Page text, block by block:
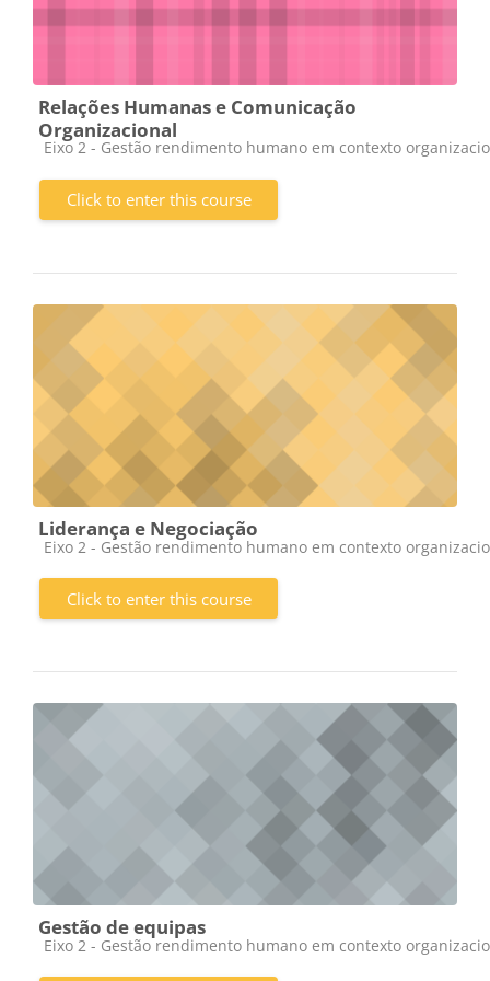
Relações Humanas e Comunicação
Organizacional
Course category
Eixo 2 - Gestão rendimento humano em contexto
Click to enter this course
Liderança e Negociação
Course category
Eixo 2 - Gestão rendimento humano em contexto
Click to enter this course
Gestão de equipas
Course category
Eixo 2 - Gestão rendimento humano em contexto